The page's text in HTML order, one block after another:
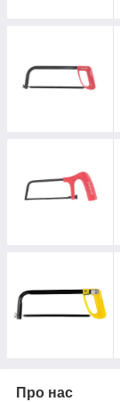
Про нас